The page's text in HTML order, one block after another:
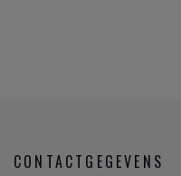
CONTACTGEGEVENS